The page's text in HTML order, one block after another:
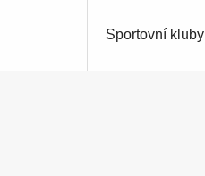
Sportovní kluby